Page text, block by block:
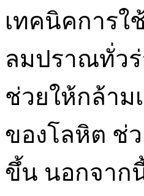
เทคนิคการใ
ลมปราณทั่วร่
ช่วยให้กล้าม
ของโลหิต ช่
ขึ้น นอกจาก